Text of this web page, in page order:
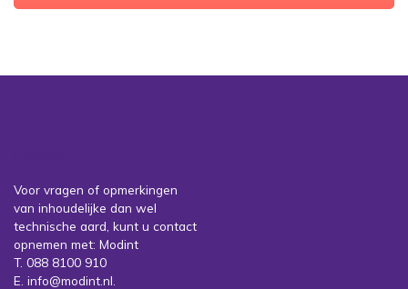
Voor vragen of opmerkingen
van inhoudelijke dan wel
technische aard, kunt u contact
opnemen met: Modint
T. 088 8100 910
E. info@modint.nl.